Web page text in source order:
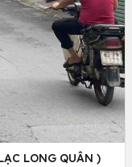
LONG QUÂN )